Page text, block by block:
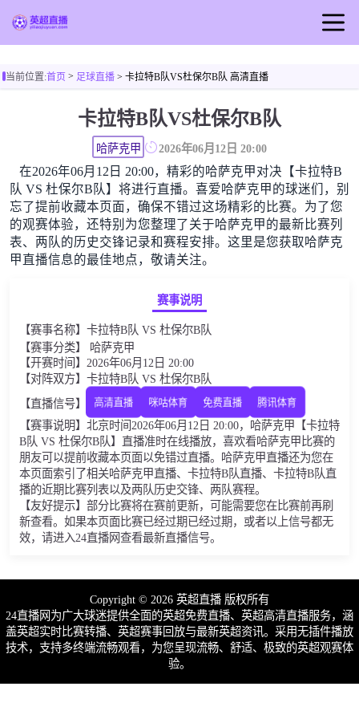
英超视频
英超新闻
当前位置:首页> 足球直播> 卡拉特B队VS杜保尔B队 高清直播
卡拉特B队VS杜保尔B队
哈萨克甲 2026年06月12日 20:00
在2026年06月12日 20:00，精彩的哈萨克甲对决【卡拉特B
队 VS 杜保尔B队】将进行直播。喜爱哈萨克甲的球迷们，别
忘了提前收藏本页面，确保不错过这场精彩的比赛。为了您
的观赛体验，还特别为您整理了关于哈萨克甲的最新比赛列
表、两队的历史交锋记录和赛程安排。这里是您获取哈萨克
甲直播信息的最佳地点，敬请关注。
赛事说明
【赛事名称】卡拉特B队 VS 杜保尔B队
【赛事分类】 哈萨克甲
【开赛时间】2026年06月12日 20:00
【对阵双方】卡拉特B队 VS 杜保尔B队
【直播信号】
高清直播 咪咕体育 免费直播 腾讯体育
【赛事说明】北京时间2026年06月12日 20:00，哈萨克甲【卡拉特
B队 VS 杜保尔B队】直播准时在线播放，喜欢看哈萨克甲比赛的
朋友可以提前收藏本页面以免错过直播。哈萨克甲直播还为您在
本页面索引了相关哈萨克甲直播、卡拉特B队直播、卡拉特B队直
播的近期比赛列表以及两队历史交锋、两队赛程。
【友好提示】部分比赛将在赛前更新，可能需要您在比赛前再刷
新查看。如果本页面比赛已经过期已经过期，或者以上信号都无
效，请进入24直播网查看最新直播信号。
Copyright © 2026 英超直播 版权所有
24直播网为广大球迷提供全面的英超免费直播、英超高清直播服务，涵
盖英超实时比赛转播、英超赛事回放与最新英超资讯。采用无插件播放
技术，支持多终端流畅观看，为您呈现流畅、舒适、极致的英超观赛体
验。